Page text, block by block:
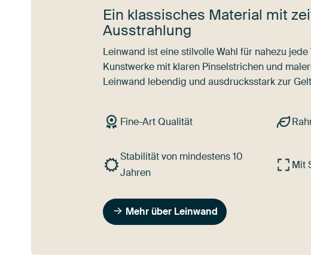
Ein klassisches Material mit
Ausstrahlung
Leinwand ist eine stilvolle Wahl für nahezu
Kunstwerke mit klaren Pinselstrichen und
Leinwand lebendig und ausdrucksstark zur
Fine-Art Qualität
Stabilität von mindestens 10
Jahren
Mit
Mehr über Leinwand